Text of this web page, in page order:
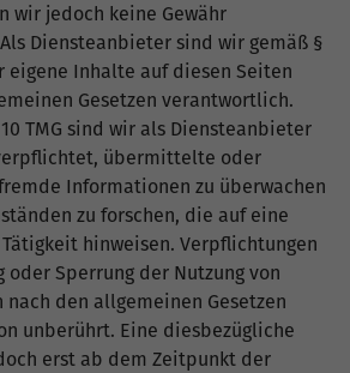
wir jedoch keine Gewähr
Diensteanbieter sind wir gemäß §
eigene Inhalte auf diesen Seiten
Gesetzen verantwortlich.
TMG sind wir als Diensteanbieter
übermittelte oder
Informationen zu überwachen
zu forschen, die auf eine
hinweisen. Verpflichtungen
oder Sperrung der Nutzung von
den allgemeinen Gesetzen
unberührt. Eine diesbezügliche
erst ab dem Zeitpunkt der